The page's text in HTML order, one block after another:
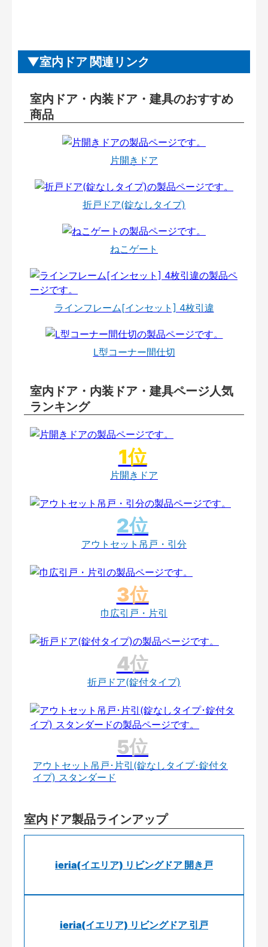
室内ドア 関連リンク
室内ドア・内装ドア・建具のおすすめ
商品
片開きドア
折戸ドア(錠なしタイプ)
ねこゲート
ラインフレーム[インセット] 4枚引違
L型コーナー間仕切
室内ドア・内装ドア・建具ページ人気
ランキング
片開きドア
アウトセット吊戸・引分
巾広引戸・片引
折戸ドア(錠付タイプ)
アウトセット吊戸･片引(錠なしタイプ･錠付タ
イプ) スタンダード
室内ドア製品ラインアップ
ieria(イエリア) リビングドア 開き戸
ieria(イエリア) リビングドア 引戸